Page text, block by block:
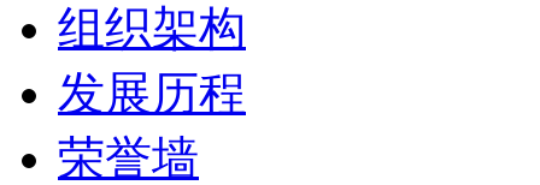
组织架构
发展历程
荣誉墙